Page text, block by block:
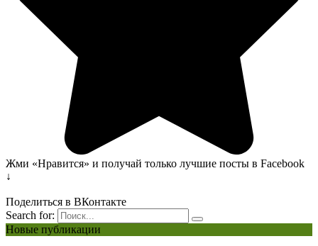
Жми «Нравится» и получай только лучшие посты в Facebook
↓
Поделиться в ВКонтакте
Search for:
Новые публикации